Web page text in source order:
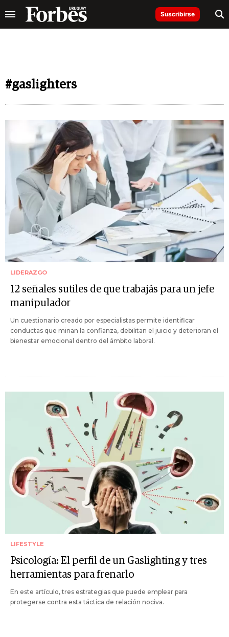
Suscribirse
#gaslighters
LIDERAZGO
12 señales sutiles de que trabajás para un jefe
manipulador
Un cuestionario creado por especialistas permite identificar
conductas que minan la confianza, debilitan el juicio y deterioran el
bienestar emocional dentro del ámbito laboral.
LIFESTYLE
Psicología: El perfil de un Gaslighting y tres
herramientas para frenarlo
En este artículo, tres estrategias que puede emplear para
protegerse contra esta táctica de relación nociva.